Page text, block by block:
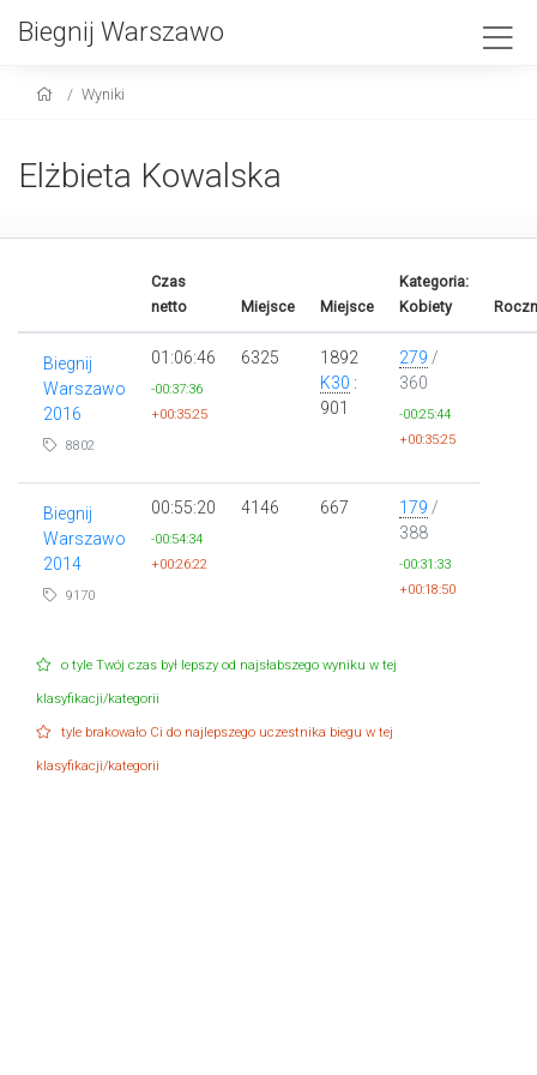
Biegnij Warszawo
Wyniki
Elżbieta Kowalska
Czas
netto
Miejsce Miejsce
Kategoria:
Kobiety
Biegnij
Warszawo
2016
8802
01:06:46
-00:37:36
+00:35:25
6325
1892
K30 :
901
279 /
360
-00:25:44
+00:35:25
Biegnij
Warszawo
2014
9170
00:55:20
-00:54:34
+00:26:22
4146 667 179 /
388
-00:31:33
+00:18:50
o tyle Twój czas był lepszy od najsłabszego wyniku w tej
klasyfikacji/kategorii
tyle brakowało Ci do najlepszego uczestnika biegu w tej
klasyfikacji/kategorii